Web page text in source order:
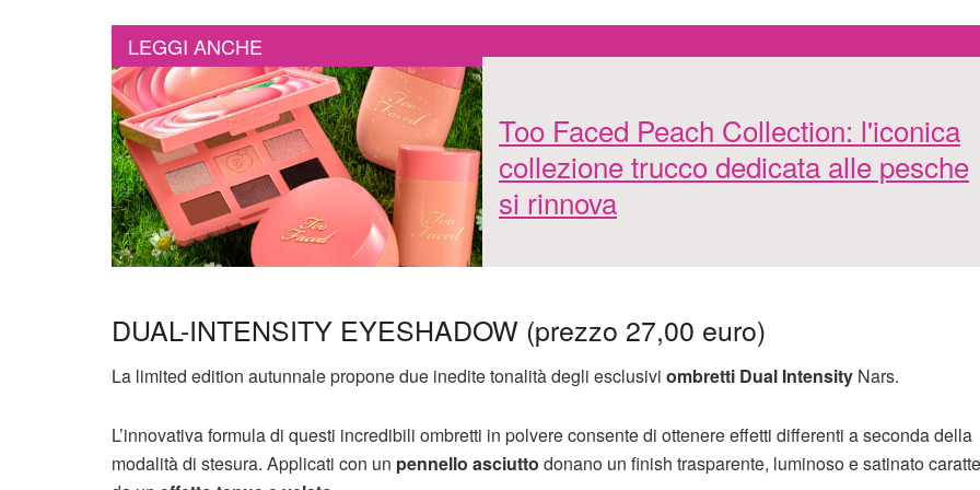
LEGGI ANCHE
Too Faced Peach Collection: l'iconica
collezione trucco dedicata alle pesche
si rinnova
DUAL-INTENSITY EYESHADOW (prezzo 27,00 euro)
La limited edition autunnale propone due inedite tonalità degli esclusivi ombretti Dual Intensity Nars.
L’innovativa formula di questi incredibili ombretti in polvere consente di ottenere effetti differenti a seconda della
modalità di stesura. Applicati con un pennello asciutto donano un finish trasparente, luminoso e satinato